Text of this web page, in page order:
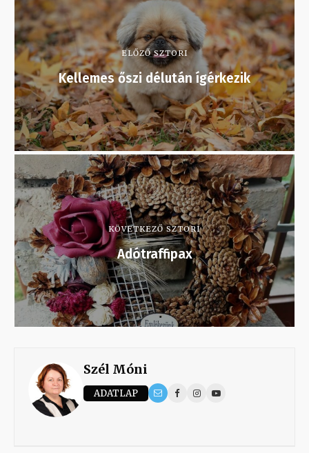
ELŐZŐ SZTORI
Kellemes őszi délután ígérkezik
KÖVETKEZŐ SZTORI
Adótraffipax
Szél Móni
ADATLAP